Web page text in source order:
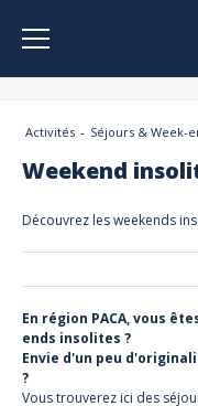
Panneau de gestion
Activités Séjours & Week-
Weekend
Découvrez les weekends
En région PACA, vous
ends insolites ?
Envie d'un peu
?
Vous trouverez ici des